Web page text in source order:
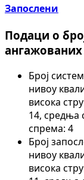
Запослени
Подаци о
Број
нивоу
висока
14, средња
спрема: 4
Број
нивоу
висока